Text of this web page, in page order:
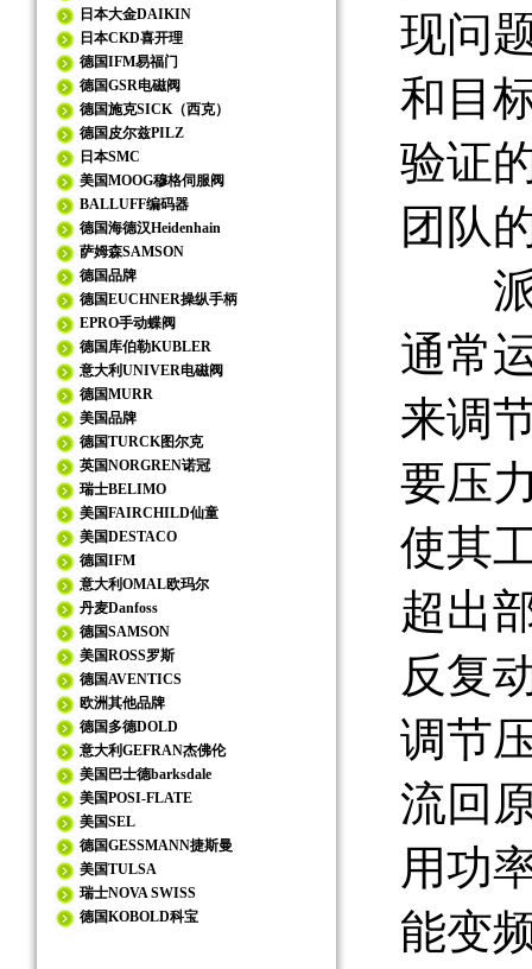
日本大金DAIKIN
日本CKD喜开理
德国IFM易福门
德国GSR电磁阀
德国施克SICK（西克）
德国皮尔兹PILZ
日本SMC
美国MOOG穆格伺服阀
BALLUFF编码器
德国海德汉Heidenhain
萨姆森SAMSON
德国品牌
德国EUCHNER操纵手柄
EPRO手动蝶阀
德国库伯勒KUBLER
意大利UNIVER电磁阀
德国MURR
美国品牌
德国TURCK图尔克
英国NORGREN诺冠
瑞士BELIMO
美国FAIRCHILD仙童
美国DESTACO
德国IFM
意大利OMAL欧玛尔
丹麦Danfoss
德国SAMSON
美国ROSS罗斯
德国AVENTICS
欧洲其他品牌
德国多德DOLD
意大利GEFRAN杰佛伦
美国巴士德barksdale
美国POSI-FLATE
美国SEL
德国GESSMANN捷斯曼
美国TULSA
瑞士NOVA SWISS
德国KOBOLD科宝
现问
和目
验证
团队
派
通常
来调
要压
使其
超出
反复
调节
流回
用功
能变